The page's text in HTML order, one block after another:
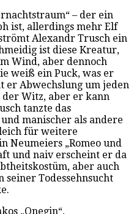
– der ein
ist, allerdings mehr Elf
Alexandr Trusch ein
ist diese Kreatur,
Wind, aber dennoch
weiß ein Puck, was er
er Abwechslung um jeden
der Witz, aber er kann
tanzte das
manischer als andere
für weitere
Neumeiers „Romeo und
und naiv erscheint er da
aber auch
seiner Todessehnsucht
„Onegin“,